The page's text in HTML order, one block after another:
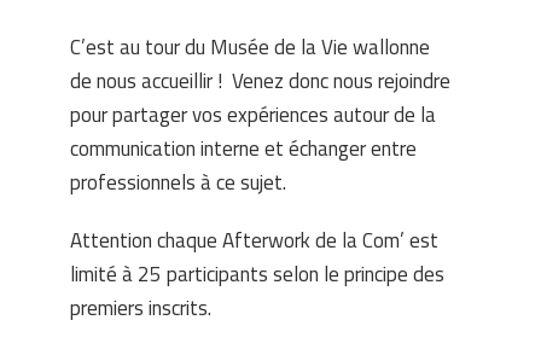
C’est au tour du Musée de la Vie wallonne
de nous accueillir ! Venez donc nous rejoindre
pour partager vos expériences autour de la
communication interne et échanger entre
professionnels à ce sujet.
Attention chaque Afterwork de la Com’ est
limité à 25 participants selon le principe des
premiers inscrits.